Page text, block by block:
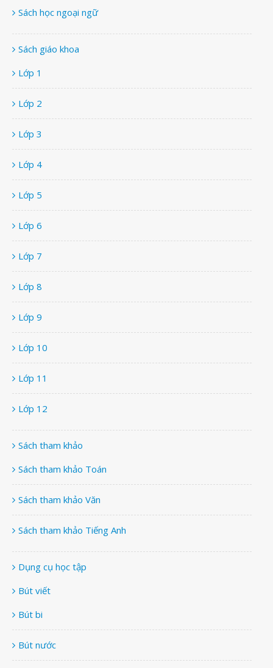
Sách học ngoại ngữ
Sách giáo khoa
Lớp 1
Lớp 2
Lớp 3
Lớp 4
Lớp 5
Lớp 6
Lớp 7
Lớp 8
Lớp 9
Lớp 10
Lớp 11
Lớp 12
Sách tham khảo
Sách tham khảo Toán
Sách tham khảo Văn
Sách tham khảo Tiếng Anh
Dụng cụ học tập
Bút viết
Bút bi
Bút nước